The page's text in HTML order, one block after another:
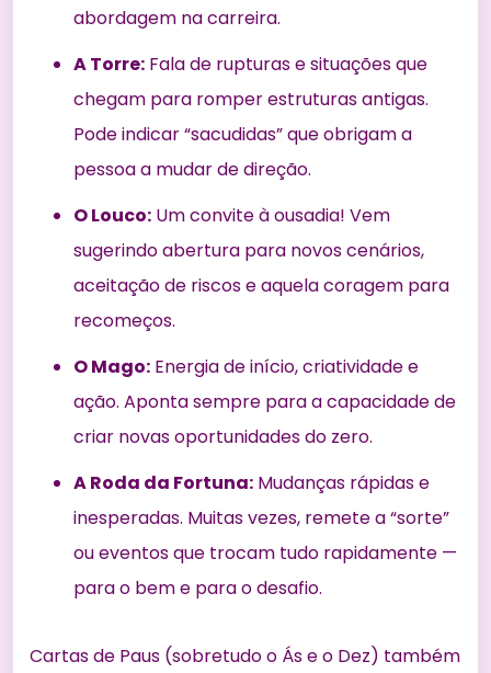
abordagem na carreira.
A Torre: Fala de rupturas e situações que
chegam para romper estruturas antigas.
Pode indicar “sacudidas” que obrigam a
pessoa a mudar de direção.
O Louco: Um convite à ousadia! Vem
sugerindo abertura para novos cenários,
aceitação de riscos e aquela coragem para
recomeços.
O Mago: Energia de início, criatividade e
ação. Aponta sempre para a capacidade de
criar novas oportunidades do zero.
A Roda da Fortuna: Mudanças rápidas e
inesperadas. Muitas vezes, remete a “sorte”
ou eventos que trocam tudo rapidamente —
para o bem e para o desafio.
Cartas de Paus (sobretudo o Ás e o Dez) também